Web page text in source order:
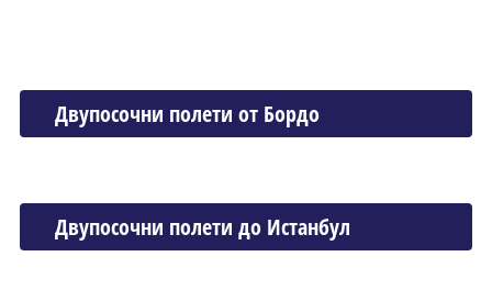
Двупосочни полети от Бордо
Двупосочни полети до Истанбул